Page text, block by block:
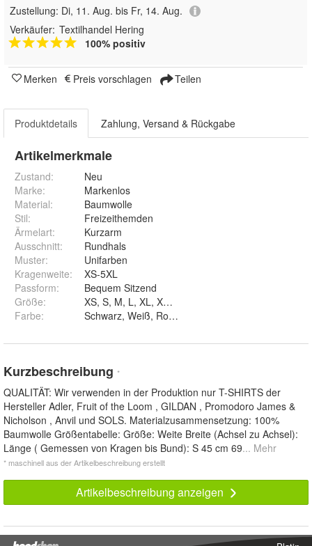
Zustellung: Di, 11. Aug. bis Fr, 14. Aug.
Verkäufer: Textilhandel Hering
100% positiv
Merken Preis vorschlagen Teilen
Produktdetails Zahlung, Versand & Rückgabe
Artikelmerkmale
Zustand:
Neu
Marke:
Markenlos
Material:
Baumwolle
Stil:
Freizeithemden
Ärmelart:
Kurzarm
Ausschnitt:
Rundhals
Muster:
Unifarben
Kragenweite:
XS-5XL
Passform:
Bequem Sitzend
Größe:
Farbe:
Kurzbeschreibung *
QUALITÄT: Wir verwenden in der Produktion nur T-SHIRTS der
Hersteller Adler, Fruit of the Loom , GILDAN , Promodoro James &
Nicholson , Anvil und SOLS. Materialzusammensetzung: 100%
Baumwolle Größentabelle: Größe: Weite Breite (Achsel zu Achsel):
Länge ( Gemessen von Kragen bis Bund): S 45 cm 69... Mehr
* maschinell aus der Artikelbeschreibung erstellt
Artikelbeschreibung anzeigen